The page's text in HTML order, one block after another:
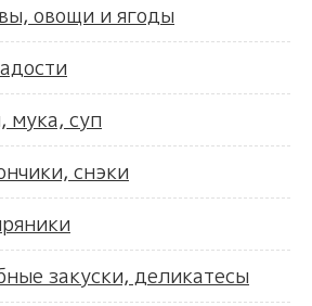
овощи и ягоды
мука, суп
снэки
закуски, деликатесы